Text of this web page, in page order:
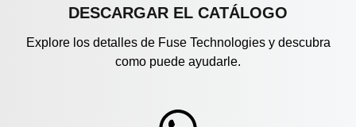
DESCARGAR EL CATÁLOGO
Explore los detalles de Fuse Technologies y descubra
como puede ayudarle.